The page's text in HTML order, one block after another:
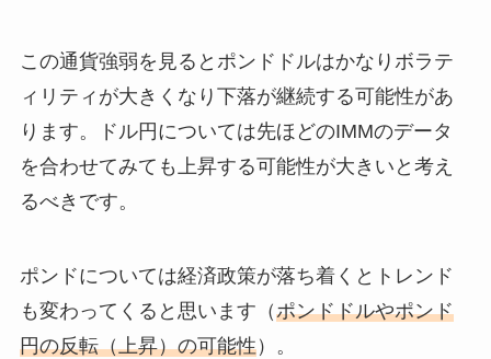
この通貨強弱を見るとポンドドルはかなりボラテ
ィリティが大きくなり下落が継続する可能性があ
ります。ドル円については先ほどのIMMのデータ
を合わせてみても上昇する可能性が大きいと考え
るべきです。
ポンドについては経済政策が落ち着くとトレンド
も変わってくると思います（ポンドドルやポンド
円の反転（上昇）の可能性）。